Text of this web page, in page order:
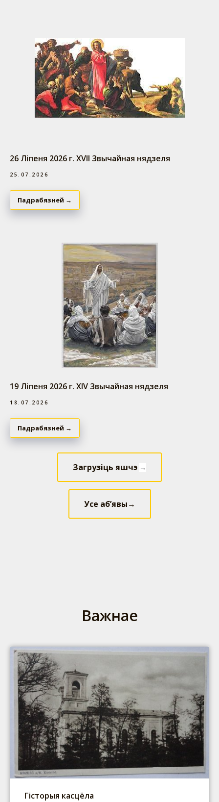
26 Ліпеня 2026 г. ХVII Звычайная нядзеля
25.07.2026
Падрабязней →
19 Ліпеня 2026 г. ХIV Звычайная нядзеля
18.07.2026
Падрабязней →
Загрузіць яшчэ →
Усе аб’явы→
Важнае
Гісторыя касцёла